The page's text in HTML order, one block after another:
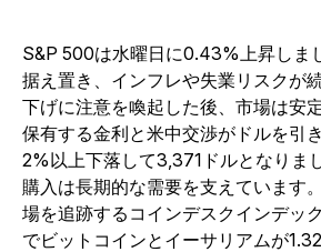
S&P 500は水曜日に0.43%上昇しま
据え置き、インフレや失業リスクが
下げに注意を喚起した後、市場は安
保有する金利と米中交渉がドルを引
2%以上下落して3,371ドルとなりま
購入は長期的な需要を支えています
場を追跡するコインデスクインデッ
でビットコインとイーサリアムが